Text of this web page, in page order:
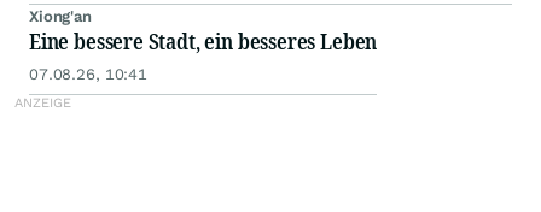
Xiong'an
Eine bessere Stadt, ein besseres Leben
07.08.26, 10:41